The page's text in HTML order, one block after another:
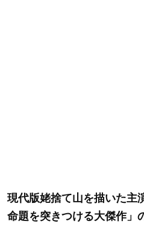
現代版姥捨て山を描いた主
命題を突きつける大傑作」